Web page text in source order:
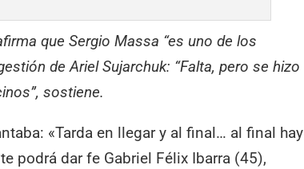
que Sergio Massa “es uno de los
de Ariel Sujarchuk: “Falta, pero se hizo
sostiene.
«Tarda en llegar y al final… al final hay
podrá dar fe Gabriel Félix Ibarra (45),